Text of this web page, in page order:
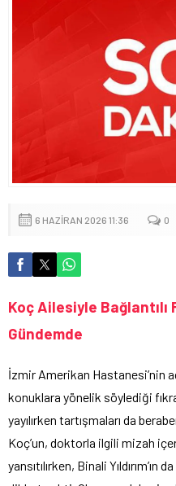
6 HAZIRAN 2026 11:36 0
Koç Ailesiyle Bağlantılı
Gündemde
İzmir Amerikan Hastanesi’nin
konuklara yönelik söylediği
yayılırken tartışmaları da
Koç’un, doktorla ilgili mizah
yansıtılırken, Binali Yıldırım’ın